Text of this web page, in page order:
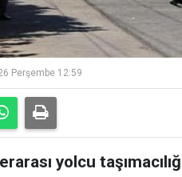
Perşembe 12:59
yolcu